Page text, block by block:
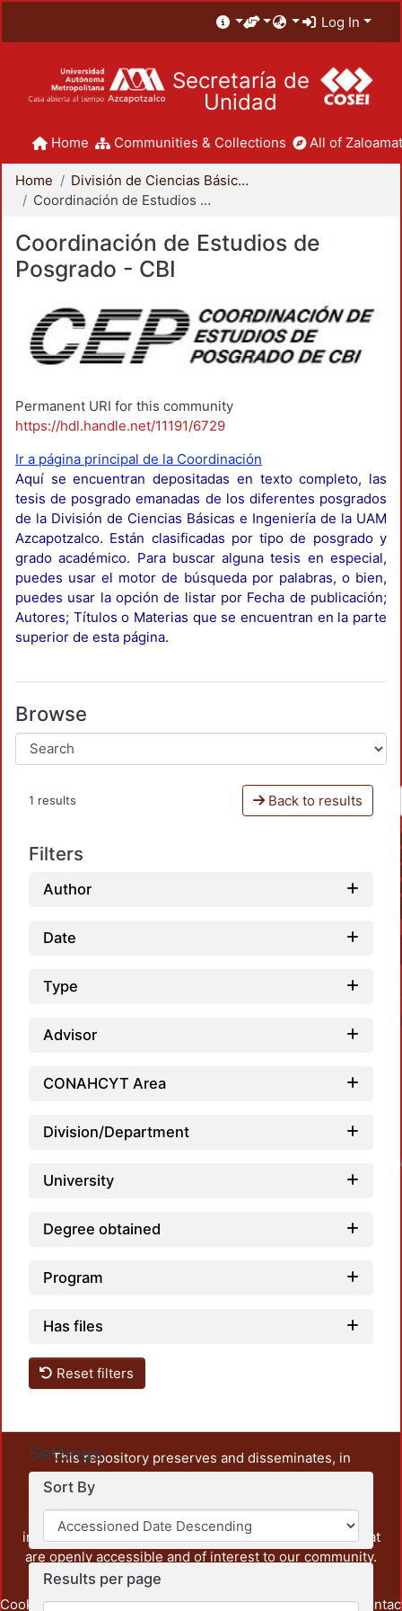
Log In
Secretaría de
Unidad
Home Communities & Collections All of
Home
División de Ciencias Básicas e Ingeniería
Coordinación de Estudios de Posgrado - CBI
Coordinación de Estudios de
Posgrado - CBI
Permanent URI for this community
https://hdl.handle.net/11191/6729
Ir a página principal de la Coordinación
Aquí se encuentran depositadas en texto completo, las
tesis de posgrado emanadas de los diferentes posgrados
de la División de Ciencias Básicas e Ingeniería de la UAM
Azcapotzalco. Están clasificadas por tipo de posgrado y
grado académico. Para buscar alguna tesis en especial,
puedes usar el motor de búsqueda por palabras, o bien,
puedes usar la opción de listar por Fecha de publicación;
Autores; Títulos o Materias que se encuentran en la parte
superior de esta página.
Browse
1 results Back to results
Filters
Author
Date
Type
Advisor
CONAHCYT Area
Division/Department
University
Degree obtained
Program
Has files
Reset filters
Settings
Sort By
Results per page
This repository preserves and disseminates, in
unrestricted open access, the teaching and research
output of UAM Azcapotzalco. It also includes some
administrative and graphic documents from the
institution, as well as content from other institutions that
are openly accessible and of interest to our community.
Cookie Privacy End User Send